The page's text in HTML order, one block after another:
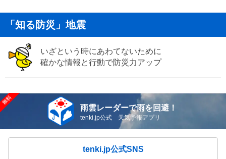
「知る防災」地震
いざという時にあわてないために
確かな情報と行動で防災力アップ
雨雲レーダーで雨を回避！
tenki.jp公式 天気予報アプリ
tenki.jp公式SNS